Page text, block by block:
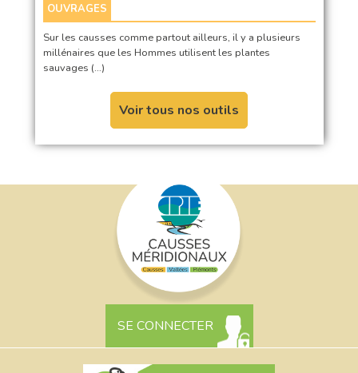
OUVRAGES
Sur les causses comme partout ailleurs, il y a plusieurs
millénaires que les Hommes utilisent les plantes
sauvages (…)
Voir tous nos outils
SE CONNECTER